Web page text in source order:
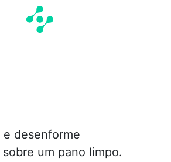
desenforme
um pano limpo.